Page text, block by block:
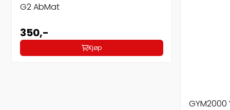
G2 AbMat
350,-
Kjøp
GYM2000